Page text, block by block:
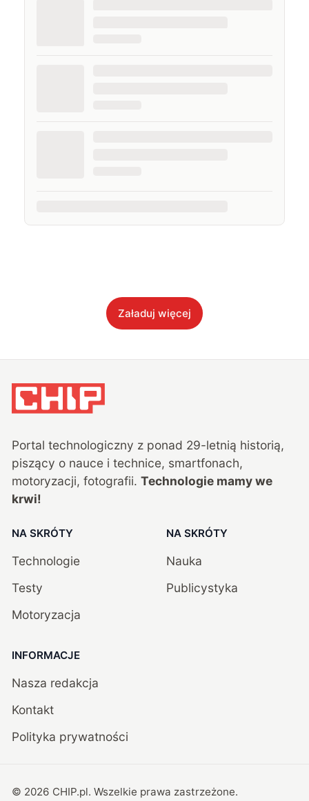
Załaduj więcej
Portal technologiczny z ponad 29-letnią historią,
piszący o nauce i technice, smartfonach,
motoryzacji, fotografii. Technologie mamy we
krwi!
NA SKRÓTY
Technologie
Testy
Motoryzacja
NA SKRÓTY
Nauka
Publicystyka
INFORMACJE
Nasza redakcja
Kontakt
Polityka prywatności
© 2026 CHIP.pl. Wszelkie prawa zastrzeżone.